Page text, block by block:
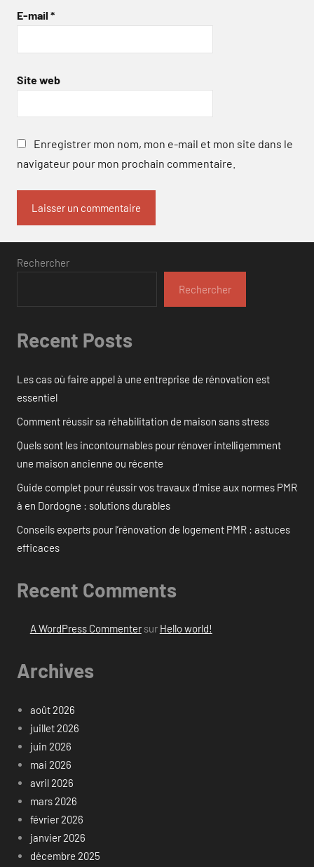
E-mail *
Site web
Enregistrer mon nom, mon e-mail et mon site dans le
navigateur pour mon prochain commentaire.
Rechercher
Rechercher
Recent Posts
Les cas où faire appel à une entreprise de rénovation est
essentiel
Comment réussir sa réhabilitation de maison sans stress
Quels sont les incontournables pour rénover intelligemment
une maison ancienne ou récente
Guide complet pour réussir vos travaux d’mise aux normes PMR
à en Dordogne : solutions durables
Conseils experts pour l’rénovation de logement PMR : astuces
efficaces
Recent Comments
A WordPress Commentersur Hello world!
Archives
août 2026
juillet 2026
juin 2026
mai 2026
avril 2026
mars 2026
février 2026
janvier 2026
décembre 2025